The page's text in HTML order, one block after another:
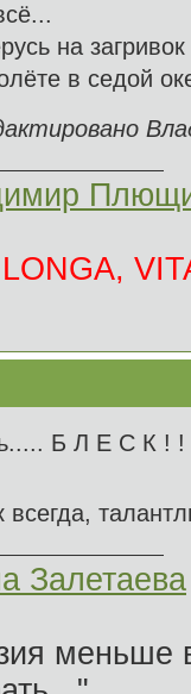
на
в седой
Б Л Е С К !
всегда,
Залетаева
меньше